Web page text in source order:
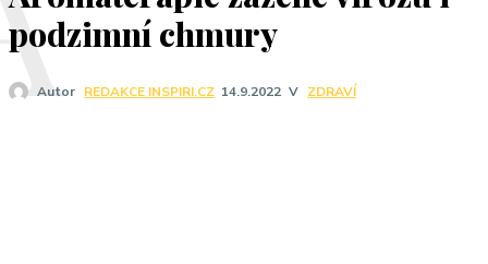
podzimní chmury
Autor REDAKCE INSPIRI.CZ 14.9.2022 V ZDRAVÍ